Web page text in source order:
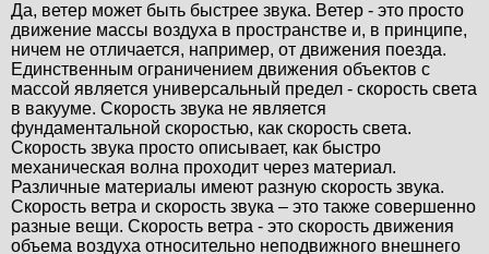
Да, ветер может быть быстрее звука. Ветер - это просто
движение массы воздуха в пространстве и, в принципе,
ничем не отличается, например, от движения поезда.
Единственным ограничением движения объектов с
массой является универсальный предел - скорость света
в вакууме. Скорость звука не является
фундаментальной скоростью, как скорость света.
Скорость звука просто описывает, как быстро
механическая волна проходит через материал.
Различные материалы имеют разную скорость звука.
Скорость ветра и скорость звука – это также совершенно
разные вещи. Скорость ветра - это скорость движения
объема воздуха относительно неподвижного внешнего